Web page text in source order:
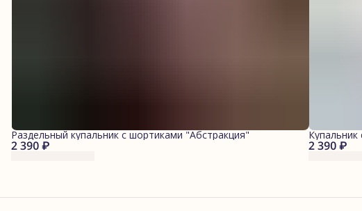
2 390 ₽
Раздельный купальник с шортиками "Абстракция"
2 390 ₽